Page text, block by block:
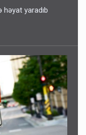
həyat yaradıb